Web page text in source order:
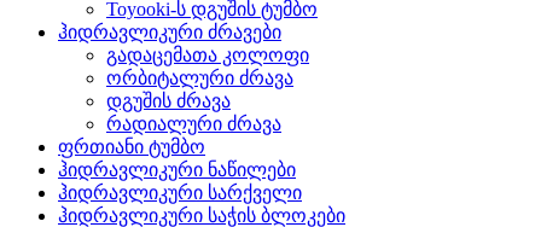
Toyooki-ს დგუშის ტუმბო
ჰიდრავლიკური ძრავები
გადაცემათა კოლოფი
ორბიტალური ძრავა
დგუშის ძრავა
რადიალური ძრავა
ფრთიანი ტუმბო
ჰიდრავლიკური ნაწილები
ჰიდრავლიკური სარქველი
ჰიდრავლიკური საჭის ბლოკები